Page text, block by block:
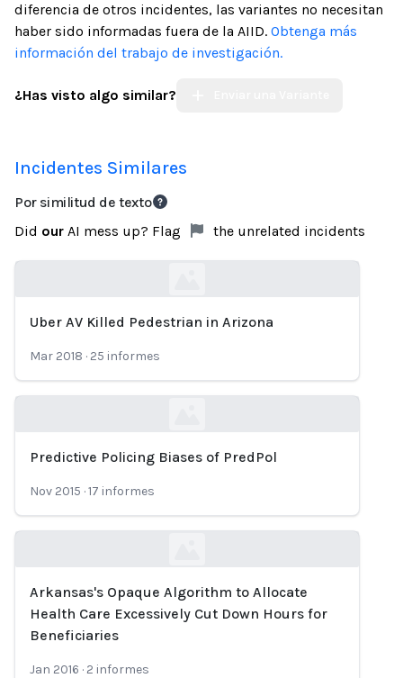
diferencia de otros incidentes, las variantes no necesitan
haber sido informadas fuera de la AIID. Obtenga más
información del trabajo de investigación.
¿Has visto algo similar?
Incidentes Similares
Por similitud de texto
Did our AI mess up? Flag the unrelated incidents
Uber AV Killed Pedestrian in Arizona
Mar 2018 · 25 informes
Predictive Policing Biases of PredPol
Nov 2015 ·17 informes
Loading...
Arkansas's Opaque Algorithm to Allocate
Health Care Excessively Cut Down Hours for
Beneficiaries
Jan 2016 · 2 informes